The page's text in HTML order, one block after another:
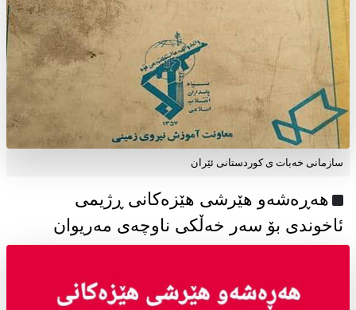
سازمانی خەبات ی كوردستانی ئێران
هەڕەشەو هێرشی هێزەکانی ڕژیمی
ئاخوندی بۆ سەر خەڵکی ناوچەی مەریوان